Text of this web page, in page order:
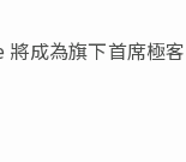
成為旗下首席極